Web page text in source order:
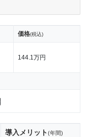
価格(税込)
144.1万円
導入メリット(年間)